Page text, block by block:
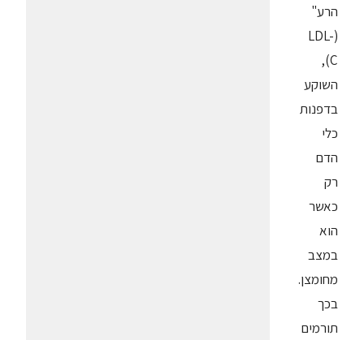
הרע"
(LDL-
C),
השוקע
בדפנות
כלי
הדם
רק
כאשר
הוא
במצב
מחומצן.
בכך
תורמים